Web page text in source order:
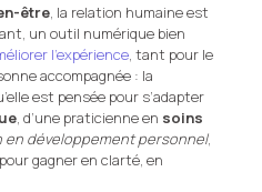
être, la relation humaine est
un outil numérique bien
l’expérience, tant pour le
accompagnée : la
est pensée pour s’adapter
, d’une praticienne en soins
en développement personnel,
gagner en clarté, en